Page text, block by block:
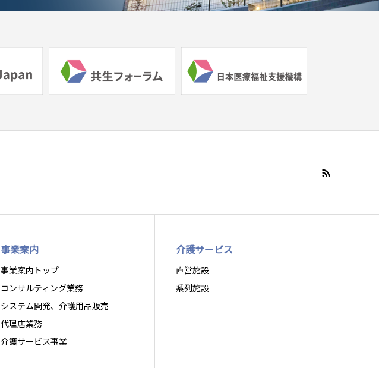
事業案内
事業案内トップ
コンサルティング業務
システム開発、介護用品販売
代理店業務
介護サービス事業
介護サービス
直営施設
系列施設